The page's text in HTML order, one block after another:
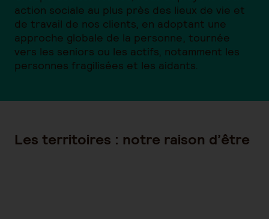
action sociale au plus près des lieux de vie et
de travail de nos clients, en adoptant une
approche globale de la personne, tournée
vers les seniors ou les actifs, notamment les
personnes fragilisées et les aidants.
Les territoires : notre raison d’être